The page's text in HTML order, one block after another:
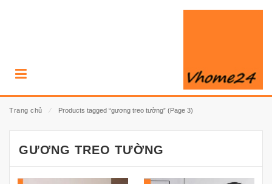
Trang chủ ⁄ Products tagged “gương treo tường”(Page 3)
GƯƠNG TREO TƯỜNG